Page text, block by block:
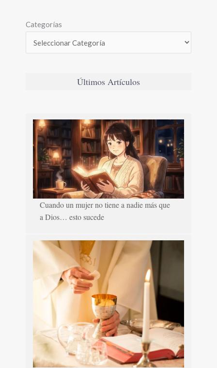
Categorías
Últimos Artículos
Cuando un mujer no tiene a nadie más que
a Dios… esto sucede